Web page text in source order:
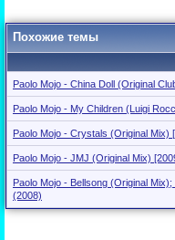
Похожие темы
Paolo Mojo - China Doll (Original
Paolo Mojo - My Children (Luigi
Paolo Mojo - Crystals (Original Mix)
Paolo Mojo - JMJ (Original Mix)
Paolo Mojo - Bellsong (Original
(2008)